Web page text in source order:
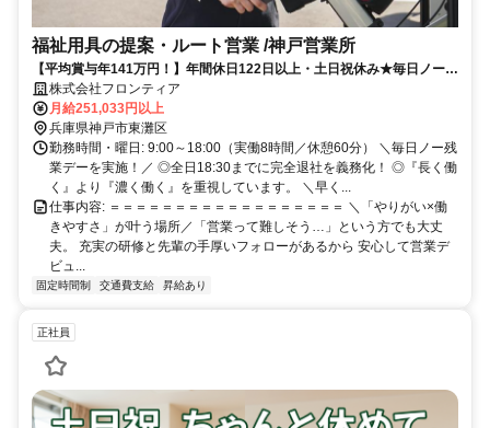
福祉用具の提案・ルート営業 /神戸営業所
【平均賞与年141万円！】年間休日122日以上・土日祝休み★毎日ノー残
業デー★未経験OK！充実の研修とサポート制度あり
株式会社フロンティア
月給251,033円以上
兵庫県神戸市東灘区
勤務時間・曜日: 9:00～18:00（実働8時間／休憩60分） ＼毎日ノー残
業デーを実施！／ ◎全日18:30までに完全退社を義務化！ ◎『長く働
く』より『濃く働く』を重視しています。 ＼早く...
仕事内容: ＝＝＝＝＝＝＝＝＝＝＝＝＝＝＝＝＝＝ ＼「やりがい×働
きやすさ」が叶う場所／​ 「営業って難しそう…」という方でも大丈
夫。 充実の研修と先輩の手厚いフォローがあるから 安心して営業デ
ビュ...
固定時間制 交通費支給 昇給あり
正社員